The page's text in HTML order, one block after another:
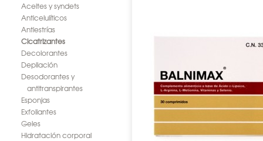
Aceites y syndets
Anticelulíticos
Antiestrías
Cicatrizantes
Decolorantes
Depilación
Desodorantes y
antitranspirantes
Esponjas
Exfoliantes
Geles
Hidratación corporal